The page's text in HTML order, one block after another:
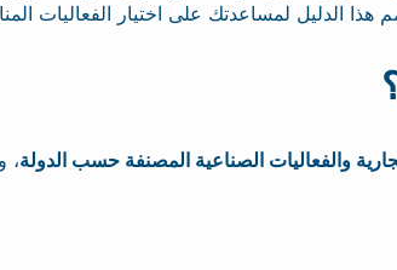
والفعاليات الصناعية المصنفة حسب الدولة